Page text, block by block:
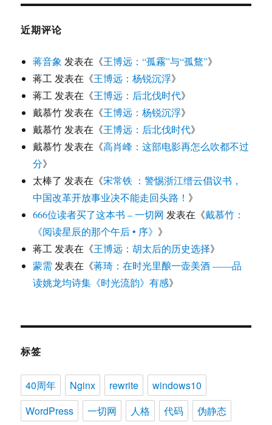
近期评论
蒋音象 发表在《王博远：“孤霧”与“孤鶩”》
蒋工发表在《王博远：杨锐沉浮》
蒋工发表在《王博远：后北伐时代》
戴慕竹发表在《王博远：杨锐沉浮》
戴慕竹发表在《王博远：后北伐时代》
戴慕竹发表在《高肖峰：这部电影再怎么吹都不过
分》
太棒了 发表在《宋常铁 ：警惕浙江缙云倡议书，
中国改革开放事业决不能走回头路！ 》
666位读者买了这本书 – 一切网 发表在《戴慕竹：
《阅读星辰的那个午后 • 序》 》
蒋工发表在《王博远：胡太后的历史选择》
蒙需发表在《蒋琦：在时光里酿一壶美酒 ——品
读姚龙均诗集《时光流韵》有感》
标签
40周年 Nginx rewrite
windows10
WordPress
一切网 人格 代码
伪静态